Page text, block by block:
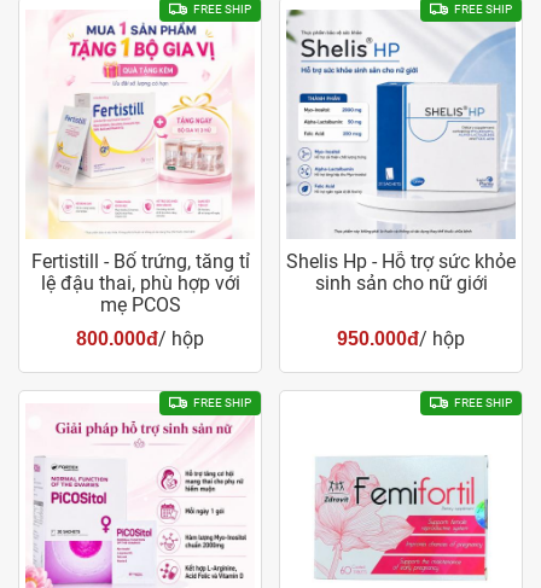
FREE SHIP
Fertistill - Bổ trứng, tăng tỉ
lệ đậu thai, phù hợp với
mẹ PCOS
800.000đ/ hộp
FREE SHIP
Shelis Hp - Hỗ trợ sức khỏe
sinh sản cho nữ giới
950.000đ/ hộp
FREE SHIP FREE SHIP